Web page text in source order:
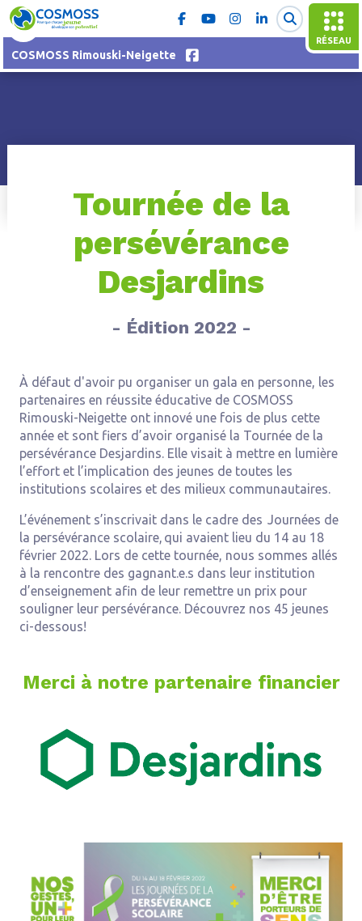
RÉSEAU
COSMOSS Rimouski-Neigette
Tournée de la
persévérance
Desjardins
- Édition 2022 -
À défaut d'avoir pu organiser un gala en personne, les
partenaires en réussite éducative de COSMOSS
Rimouski-Neigette ont innové une fois de plus cette
année et sont fiers d’avoir organisé la Tournée de la
persévérance Desjardins. Elle visait à mettre en lumière
l’effort et l’implication des jeunes de toutes les
institutions scolaires et des milieux communautaires.
L’événement s’inscrivait dans le cadre des Journées de
la persévérance scolaire, qui avaient lieu du 14 au 18
février 2022. Lors de cette tournée, nous sommes allés
à la rencontre des gagnant.e.s dans leur institution
d’enseignement afin de leur remettre un prix pour
souligner leur persévérance. Découvrez nos 45 jeunes
ci-dessous!
Merci à notre partenaire financier